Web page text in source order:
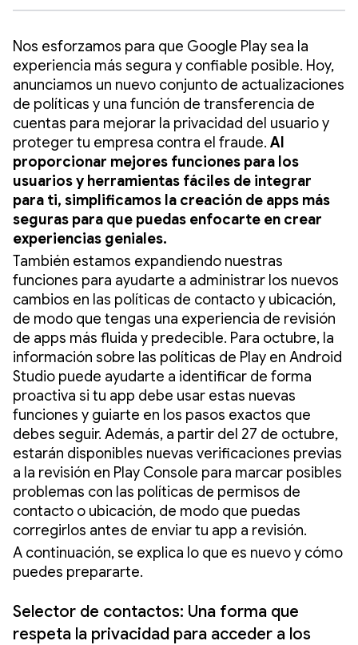
Nos esforzamos para que Google Play sea la
experiencia más segura y confiable posible. Hoy,
anunciamos un nuevo conjunto de actualizaciones
de políticas y una función de transferencia de
cuentas para mejorar la privacidad del usuario y
proteger tu empresa contra el fraude. Al
proporcionar mejores funciones para los
usuarios y herramientas fáciles de integrar
para ti, simplificamos la creación de apps más
seguras para que puedas enfocarte en crear
experiencias geniales.
También estamos expandiendo nuestras
funciones para ayudarte a administrar los nuevos
cambios en las políticas de contacto y ubicación,
de modo que tengas una experiencia de revisión
de apps más fluida y predecible. Para octubre, la
información sobre las políticas de Play en Android
Studio puede ayudarte a identificar de forma
proactiva si tu app debe usar estas nuevas
funciones y guiarte en los pasos exactos que
debes seguir. Además, a partir del 27 de octubre,
estarán disponibles nuevas verificaciones previas
a la revisión en Play Console para marcar posibles
problemas con las políticas de permisos de
contacto o ubicación, de modo que puedas
corregirlos antes de enviar tu app a revisión.
A continuación, se explica lo que es nuevo y cómo
puedes prepararte.
Selector de contactos: Una forma que
respeta la privacidad para acceder a los